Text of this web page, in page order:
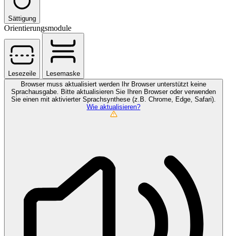
Sättigung
Orientierungsmodule
Lesezeile
Lesemaske
Browser muss aktualisiert werden Ihr Browser unterstützt keine
Sprachausgabe. Bitte aktualisieren Sie Ihren Browser oder verwenden
Sie einen mit aktivierter Sprachsynthese (z.B. Chrome, Edge, Safari).
Wie aktualisieren?